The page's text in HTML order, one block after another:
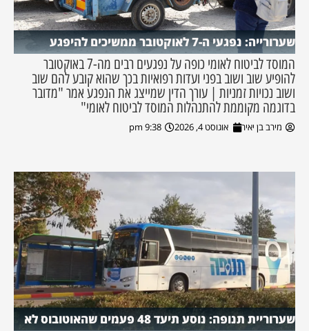
שערורייה: נפגעי ה-7 לאוקטובר ממשיכים להיפגע
המוסד לביטוח לאומי כופה על נפגעים רבים מה-7 באוקטובר
להופיע שוב ושוב בפני ועדות רפואיות בכך שהוא קובע להם שוב
ושוב נכויות זמניות | עורך הדין שמייצג את הנפגע אמר "מדובר
בדוגמה מקוממת להתנהלות המוסד לביטוח לאומי"
מירב בן יאיר אוגוסט 4, 2026 9:38 pm
שערוריית תנופה: נוסע תיעד 48 פעמים שהאוטובוס לא